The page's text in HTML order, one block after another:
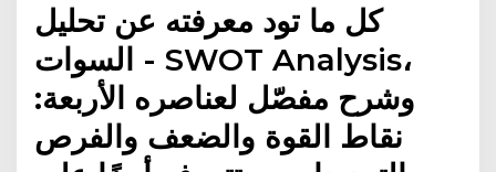
كل ما تود معرفته عن تحليل
السوات - SWOT Analysis،
وشرح مفصّل لعناصره الأربعة:
نقاط القوة والضعف والفرص